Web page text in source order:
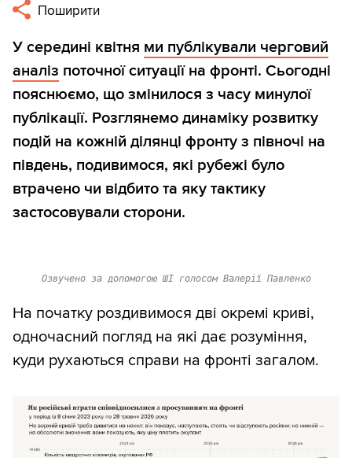
Поширити
У середині квітня ми публікували черговий
аналіз поточної ситуації на фронті. Сьогодні
пояснюємо, що змінилося з часу минулої
публікації. Розглянемо динаміку розвитку
подій на кожній ділянці фронту з півночі на
південь, подивимося, які рубежі було
втрачено чи відбито та яку тактику
застосовували сторони.
Озвучено за допомогою ШІ голосом Валерії Павленко
На початку роздивимося дві окремі криві,
одночасний погляд на які дає розуміння,
куди рухаються справи на фронті загалом.